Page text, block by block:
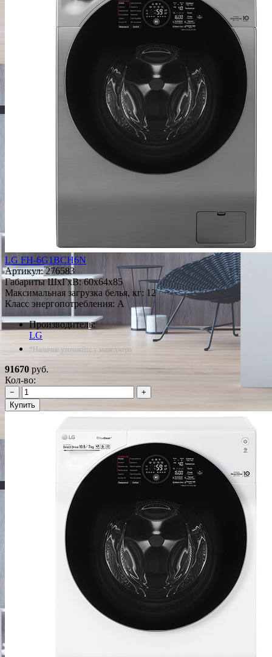
LG FH-6G1BCH6N
Артикул:276583
Габариты ШxГxВ: 60x64x85
Максимальная загрузка белья, кг: 12
Класс энергопотребления: A
Производитель:
LG
*Наличие уточняйте у менеджера
91670 руб.
Кол-во:
−
+
Купить